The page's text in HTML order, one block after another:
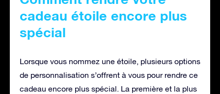
cadeau étoile encore plus
spécial
Lorsque vous nommez une étoile, plusieurs options
de personnalisation s’offrent à vous pour rendre ce
cadeau encore plus spécial. La première et la plus